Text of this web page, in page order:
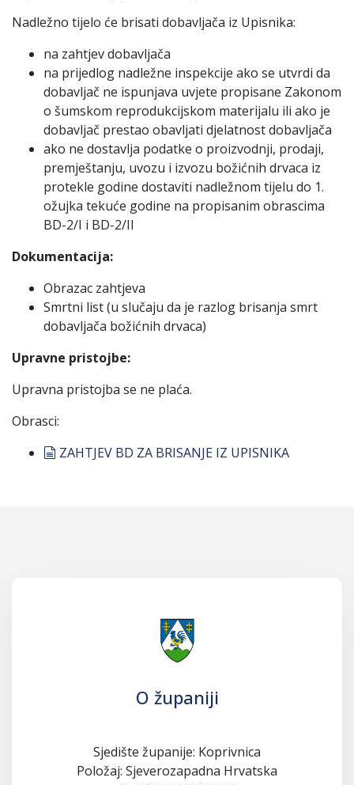
Nadležno tijelo će brisati dobavljača iz Upisnika:
na zahtjev dobavljača
na prijedlog nadležne inspekcije ako se utvrdi da
dobavljač ne ispunjava uvjete propisane Zakonom
o šumskom reprodukcijskom materijalu ili ako je
dobavljač prestao obavljati djelatnost dobavljača
ako ne dostavlja podatke o proizvodnji, prodaji,
premještanju, uvozu i izvozu božićnih drvaca iz
protekle godine dostaviti nadležnom tijelu do 1.
ožujka tekuće godine na propisanim obrascima
BD-2/I i BD-2/II
Dokumentacija:
Obrazac zahtjeva
Smrtni list (u slučaju da je razlog brisanja smrt
dobavljača božićnih drvaca)
Upravne pristojbe:
Upravna pristojba se ne plaća.
Obrasci:
document
ZAHTJEV BD ZA BRISANJE IZ UPISNIKA
O županiji
Sjedište županije: Koprivnica
Položaj: Sjeverozapadna Hrvatska